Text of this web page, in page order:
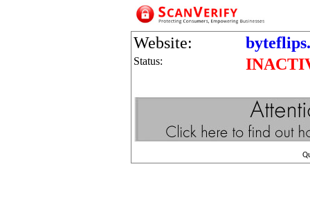
Website:
Status: